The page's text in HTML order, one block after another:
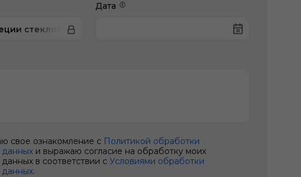
стеклоочистителя
Дата
свое ознакомление с Политикой обработки
данных и выражаю согласие на обработку моих
в соответствии с Условиями обработки
данных.